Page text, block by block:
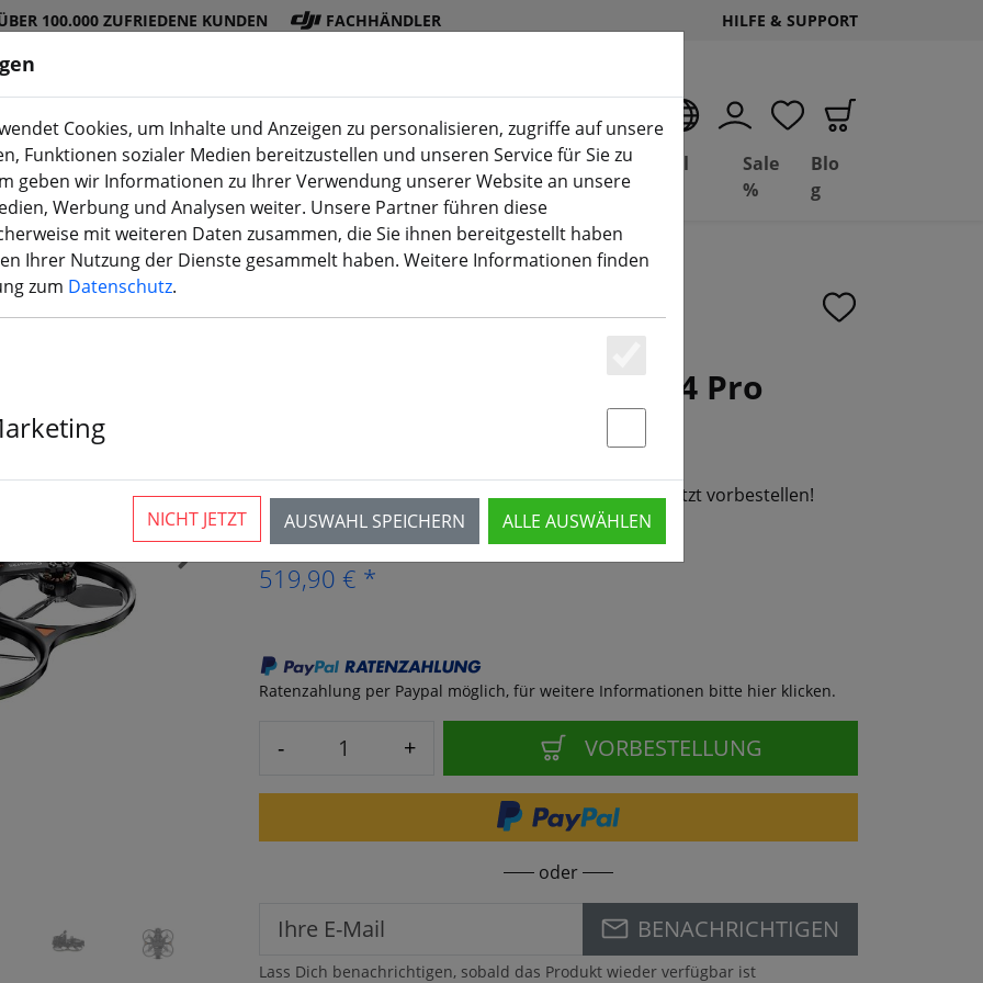
100.000 ZUFRIEDENE KUNDEN FACHHÄNDLER HILFE & SUPPORT
DJI
Shop
Akku
s
Propelle
r
Zubehö
r
3D
Druck(aktuelle Seite)
Deal
Depot
Basil
Sale
%
Blo
g
GEPRC Cinebot25 V2 DJI O4 Pro
›
Vorraussichtlich ab 17.08.26 wieder lieferbar - jetzt vorbestellen!
519,90 € *
Ratenzahlung per Paypal möglich, für weitere Informationen bitte hier klicken.
- + VORBESTELLUNG
oder
BENACHRICHTIGEN
Lass Dich benachrichtigen, sobald das Produkt wieder verfügbar ist
Cookies, um Inhalte und Anzeigen zu personalisieren, zugriffe auf unsere
Funktionen sozialer Medien bereitzustellen und unseren Service für Sie zu
geben wir Informationen zu Ihrer Verwendung unserer Website an unsere
Werbung und Analysen weiter. Unsere Partner führen diese
mit weiteren Daten zusammen, die Sie ihnen bereitgestellt haben
Ihrer Nutzung der Dienste gesammelt haben. Weitere Informationen finden
zum Datenschutz.
Essenziell
AUSWAHL SPEICHERN ALLE AUSWÄHLEN
NICHT JETZT